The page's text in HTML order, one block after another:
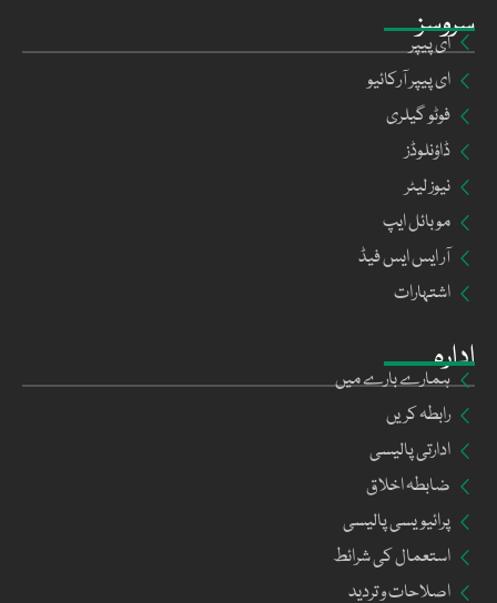
ادارہ
ہمارے بارے میں
رابطہ کریں
ادارتی پالیسی
ضابطہ اخلاق
پرائیویسی پالیسی
استعمال کی شرائط
اصلاحات و تردید
سروسز
ای پیپر
ای پیپر آرکائیو
فوٹو گیلری
ڈاؤنلوڈز
نیوز لیٹر
موبائل ایپ
آر ایس ایس فیڈ
اشتہارات